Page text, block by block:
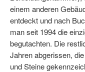
einem anderen
entdeckt und nach
man seit 1994 die
begutachten. Die
Jahren abgerissen,
und Steine